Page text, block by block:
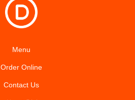
Menu
Order Online
Contact Us